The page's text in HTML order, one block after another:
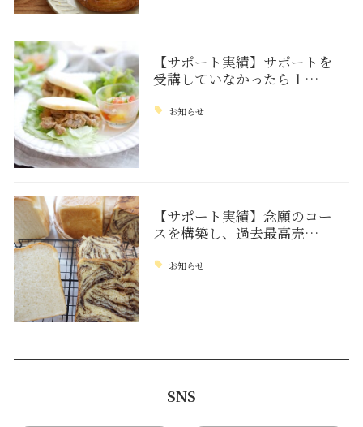
【サポート実績】サポートを
受講していなかったら１…
お知らせ
【サポート実績】念願のコー
スを構築し、過去最高売…
お知らせ
SNS